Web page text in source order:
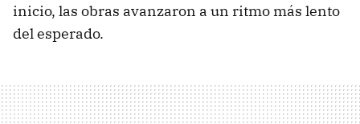
inicio, las obras avanzaron a un ritmo más lento
del esperado.